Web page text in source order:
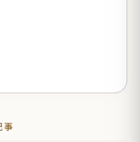
事